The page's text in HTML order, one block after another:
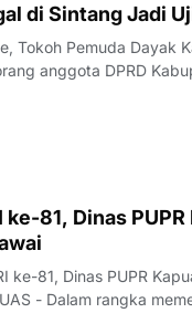
di Sintang Jadi
Tokoh Pemuda Dayak
anggota DPRD
AI diamankan tim
ke-81, Dinas
ke-81, Dinas PUPR
- Dalam rangka